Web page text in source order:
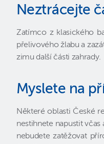
Neztrácejte
Zatímco z klasického
přelivového žlabu a
zimu další části zahrady.
Myslete na
Některé oblasti České
nestihnete napustit
nebudete zatěžovat